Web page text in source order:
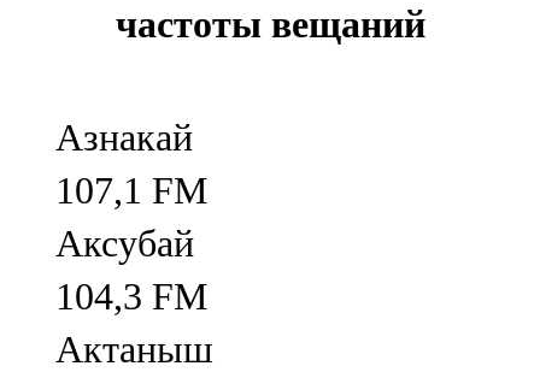
частоты вещаний
Азнакай
107,1 FM
Аксубай
104,3 FM
Актаныш